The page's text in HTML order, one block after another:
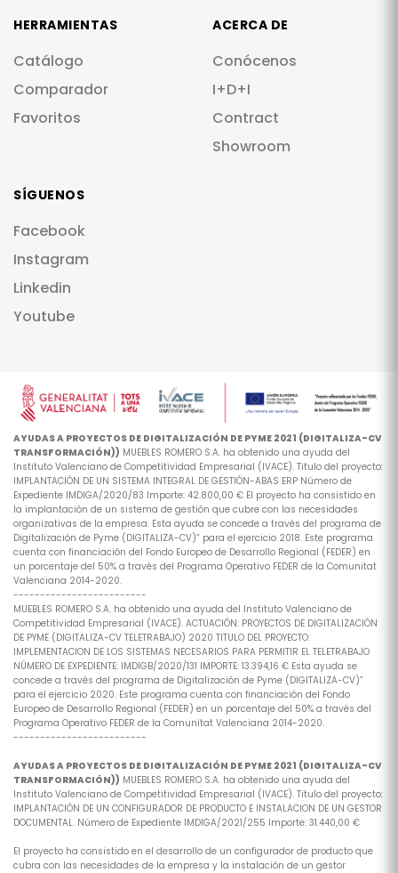
HERRAMIENTAS
Catálogo
Comparador
Favoritos
ACERCA DE
Conócenos
I+D+I
Contract
Showroom
SÍGUENOS
Facebook
Instagram
Linkedin
Youtube
AYUDAS A PROYECTOS DE DIGITALIZACIÓN DE PYME 2021 (DIGITALIZA-CV
TRANSFORMACIÓN)) MUEBLES ROMERO S.A. ha obtenido una ayuda del
Instituto Valenciano de Competitividad Empresarial (IVACE). Titulo del proyecto:
IMPLANTACIÓN DE UN SISTEMA INTEGRAL DE GESTIÓN-ABAS ERP Número de
Expediente IMDIGA/2020/83 Importe: 42.800,00 € El proyecto ha consistido en
la implantación de un sistema de gestión que cubre con las necesidades
organizativas de la empresa. Esta ayuda se concede a través del programa de
Digitalización de Pyme (DIGITALIZA-CV)” para el ejercicio 2018. Este programa
cuenta con financiación del Fondo Europeo de Desarrollo Regional (FEDER) en
un porcentaje del 50% a través del Programa Operativo FEDER de la Comunitat
Valenciana 2014-2020.
-------------------------
MUEBLES ROMERO S.A. ha obtenido una ayuda del Instituto Valenciano de
Competitividad Empresarial (IVACE). ACTUACIÓN: PROYECTOS DE DIGITALIZACIÓN
DE PYME (DIGITALIZA-CV TELETRABAJO) 2020 TITULO DEL PROYECTO:
IMPLEMENTACION DE LOS SISTEMAS NECESARIOS PARA PERMITIR EL TELETRABAJO
NÚMERO DE EXPEDIENTE: IMDIGB/2020/131 IMPORTE: 13.394,16 € Esta ayuda se
concede a través del programa de Digitalización de Pyme (DIGITALIZA-CV)”
para el ejercicio 2020. Este programa cuenta con financiación del Fondo
Europeo de Desarrollo Regional (FEDER) en un porcentaje del 50% a través del
Programa Operativo FEDER de la Comunitat Valenciana 2014-2020.
-------------------------
AYUDAS A PROYECTOS DE DIGITALIZACIÓN DE PYME 2021 (DIGITALIZA-CV
TRANSFORMACIÓN)) MUEBLES ROMERO S.A. ha obtenido una ayuda del
Instituto Valenciano de Competitividad Empresarial (IVACE). Titulo del proyecto:
IMPLANTACIÓN DE UN CONFIGURADOR DE PRODUCTO E INSTALACION DE UN GESTOR
DOCUMENTAL. Número de Expediente IMDIGA/2021/255 Importe: 31.440,00 €
El proyecto ha consistido en el desarrollo de un configurador de producto que
cubra con las necesidades de la empresa y la instalación de un gestor